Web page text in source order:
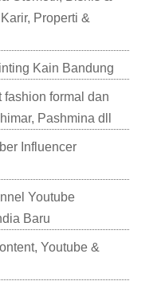
Properti &
Kain Bandung
formal dan
Pashmina dll
Influencer
Youtube
Baru
Youtube &